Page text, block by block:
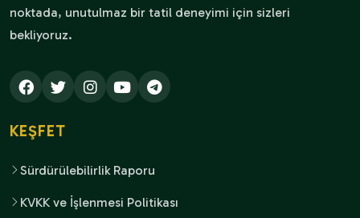
noktada, unutulmaz bir tatil deneyimi için sizleri
bekliyoruz.
KEŞFET
Sürdürülebilirlik Raporu
KVKK ve İşlenmesi Politikası